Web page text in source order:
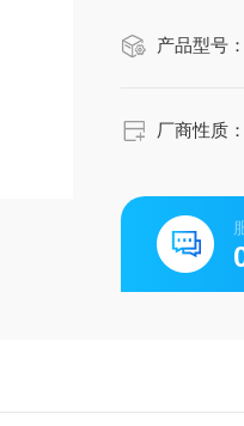
产品型号
厂商性质